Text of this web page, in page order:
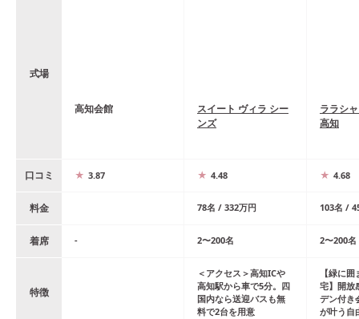
式場
高知会館
スイート ヴィラ シー
ンズ
ララシ
高知
口コミ 3.87 4.48 4.68
料金 78名 / 332万円 103名 /
着席 - 2〜200名 2〜200名
特徴
＜アクセス＞高知ICや
高知駅から車で5分。四
国内なら送迎バスも無
料で2台を用意
【緑に
宅】開放
デン付き
が叶う自